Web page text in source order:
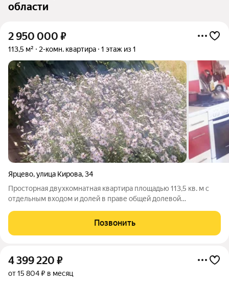
области
2 950 000 ₽
113,5 м² 2-комн. квартира 1 этаж из 1
Ярцево,улица Кирова,34
Просторная двухкомнатная квартира площадью 113,5 кв. м с
отдельным входом и долей в праве общей долевой
кто хочет получить преимущества частного дома, сохранив
статус квартиры. Планировка
Позвонить
4 399 220 ₽
от 15 804 ₽ в месяц